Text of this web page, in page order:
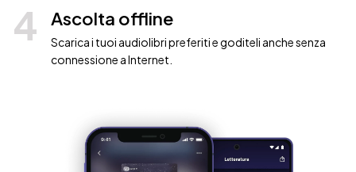
4 Ascolta offline
Scarica i tuoi audiolibri preferiti e goditeli anche senza
connessione a Internet.